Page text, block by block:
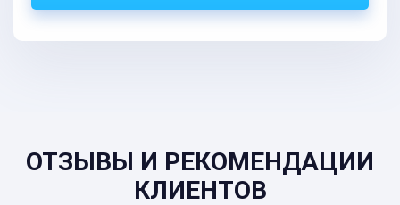
ОТЗЫВЫ И РЕКОМЕНДАЦИИ
КЛИЕНТОВ